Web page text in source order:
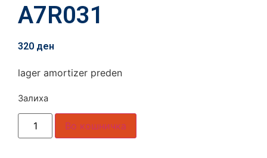
A7R031
320 ден
lager amortizer preden
Залиха
Во кошничка